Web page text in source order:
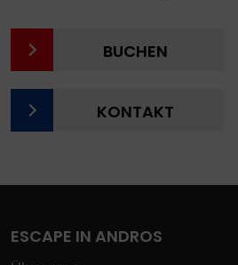
BUCHEN
KONTAKT
ESCAPE IN ANDROS